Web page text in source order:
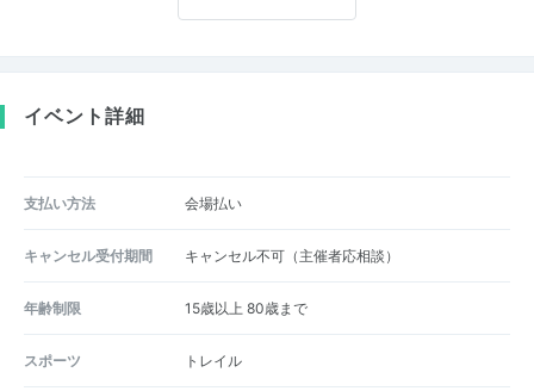
イベント詳細
支払い方法 会場払い
キャンセル受付期間 キャンセル不可（主催者応相談）
年齢制限 15歳以上 80歳まで
スポーツ トレイル